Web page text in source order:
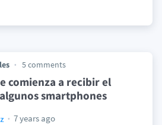
5 comments
comienza a recibir el
smartphones
7 years ago